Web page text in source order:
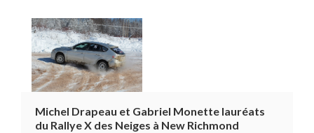
Michel Drapeau et Gabriel Monette lauréats
du Rallye X des Neiges à New Richmond